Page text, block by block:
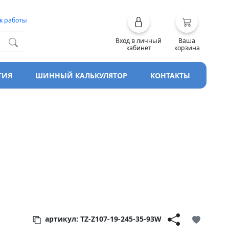
работы
Вход в личный
кабинет
Ваша
корзина
ШИННЫЙ КАЛЬКУЛЯТОР КОНТАКТЫ
артикул: TZ-Z107-19-245-35-93W